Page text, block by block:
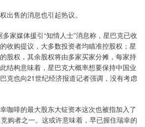
售的消息也引起热议。
媒体援引“知情人士”消息称，星巴克已收
收购提议，大多数投资者均瞄准控股权；星
股权，其余股权将由多家买家分摊，每家持
结构意味着，星巴克大概率想要保持中国业
克也向21世纪经济报道记者强调，没有考虑
啡的最大股东大钲资本这次也被指加入了
购者之一。这或许意味着，早已握住瑞幸的